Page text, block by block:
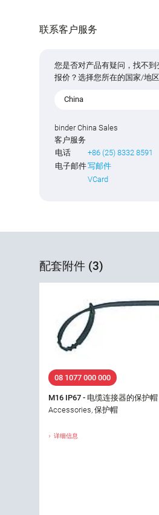
联系客户服务
您是否对产品有疑问，找不
报价？选择您所在的国家/地
China
binder China Sales
客户服务
电话
+86 (25) 8332 8591
电子邮件写邮件
VCard
配套附件 (3)
08 1077 000 000
M16 IP67 - 电缆连接器的保护
Accessories, 保护帽
详细信息